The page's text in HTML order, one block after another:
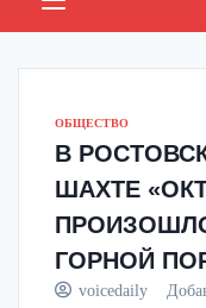
ОБЩЕСТВО
В
ШАХТЕ
ГОРНОЙ
voicedaily